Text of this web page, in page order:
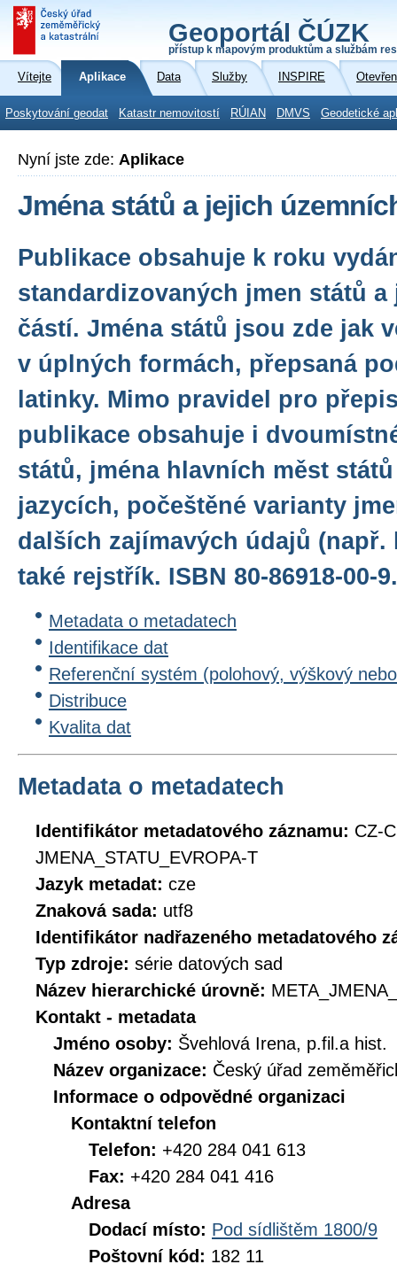
Geoportál ČÚZK
přístup k mapovým produktům a službám
Vítejte Aplikace Data Služby INSPIRE
Poskytování geodat Katastr nemovitostí RÚIAN DMVS Geodetické
Nyní jste zde: Aplikace
Jména států a jejich
Publikace obsahuje k roku
standardizovaných jmen států
částí. Jména států jsou zde jak
v úplných formách, přepsaná
latinky. Mimo pravidel pro
publikace obsahuje i
států, jména hlavních měst
jazycích, počeštěné varianty
dalších zajímavých údajů (např.
také rejstřík. ISBN 80-86918-00-9.
Metadata o metadatech
Identifikace dat
Referenční systém (polohový, výškový
Distribuce
Kvalita dat
Metadata o metadatech
Identifikátor metadatového záznamu: CZ-
JMENA_STATU_EVROPA-T
Jazyk metadat: cze
Znaková sada: utf8
Identifikátor nadřazeného metadatového
Typ zdroje: série datových sad
Název hierarchické úrovně:
Kontakt - metadata
Jméno osoby: Švehlová Irena, p.fil.a hist.
Název organizace: Český úřad
Informace o odpovědné organizaci
Kontaktní telefon
Telefon: +420 284 041 613
Fax: +420 284 041 416
Adresa
Dodací místo: Pod sídlištěm 1800/9
Poštovní kód: 182 11